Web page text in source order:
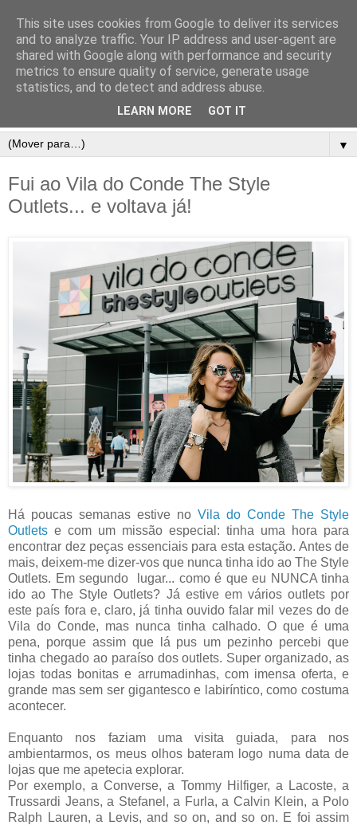
▼
Fui ao Vila do Conde The Style
Outlets... e voltava já!
Há poucas semanas estive no Vila do Conde The Style
Outlets e com um missão especial: tinha uma hora para
encontrar dez peças essenciais para esta estação. Antes de
mais, deixem-me dizer-vos que nunca tinha ido ao The Style
Outlets. Em segundo lugar... como é que eu NUNCA tinha
ido ao The Style Outlets? Já estive em vários outlets por
este país fora e, claro, já tinha ouvido falar mil vezes do de
Vila do Conde, mas nunca tinha calhado. O que é uma
pena, porque assim que lá pus um pezinho percebi que
tinha chegado ao paraíso dos outlets. Super organizado, as
lojas todas bonitas e arrumadinhas, com imensa oferta, e
grande mas sem ser gigantesco e labiríntico, como costuma
acontecer.
Enquanto nos faziam uma visita guiada, para nos
ambientarmos, os meus olhos bateram logo numa data de
lojas que me apetecia explorar.
Por exemplo, a Converse, a Tommy Hilfiger, a Lacoste, a
Trussardi Jeans, a Stefanel, a Furla, a Calvin Klein, a Polo
Ralph Lauren, a Levis, and so on, and so on. E foi assim
This site uses cookies from Google to deliver its services
and to analyze traffic. Your IP address and user-agent are
shared with Google along with performance and security
metrics to ensure quality of service, generate usage
statistics, and to detect and address abuse.
LEARN MORE GOT IT